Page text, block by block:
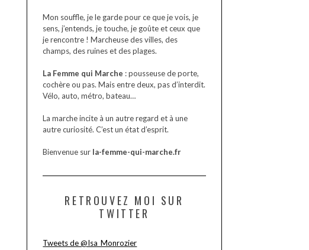
Mon souffle, je le garde pour ce que je vois, je
sens, j’entends, je touche, je goûte et ceux que
je rencontre ! Marcheuse des villes, des
champs, des ruines et des plages.
La Femme qui Marche : pousseuse de porte,
cochère ou pas. Mais entre deux, pas d’interdit.
Vélo, auto, métro, bateau…
La marche incite à un autre regard et à une
autre curiosité. C’est un état d’esprit.
Bienvenue sur la-femme-qui-marche.fr
RETROUVEZ MOI SUR
TWITTER
Tweets de @Isa_Monrozier